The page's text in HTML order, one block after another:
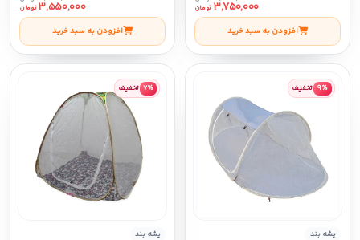
۳,۷۵۰,۰۰۰ تومان
افزودن به سبد خرید
۳,۵۵۰,۰۰۰ تومان
افزودن به سبد خرید
۹٪ تخفیف
پشه بند
۷٪ تخفیف
پشه بند